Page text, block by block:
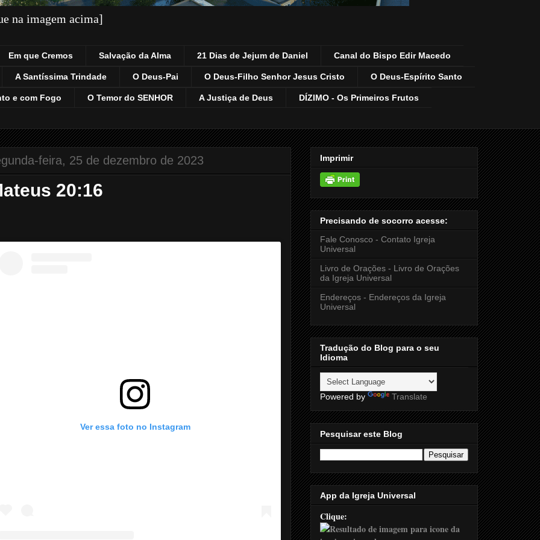
na imagem acima]
Em que Cremos Salvação da Alma 21 Dias de Jejum de Daniel Canal do Bispo Edir Macedo
A Santíssima Trindade O Deus-Pai O Deus-Filho Senhor Jesus Cristo O Deus-Espírito Santo
e com Fogo O Temor do SENHOR A Justiça de Deus DÍZIMO - Os Primeiros Frutos
feira, 25 de dezembro de 2023
20:16
Ver essa foto no Instagram
Imprimir
Precisando de socorro acesse:
Fale Conosco - Contato Igreja
Universal
Livro de Orações - Livro de Orações
da Igreja Universal
Endereços - Endereços da Igreja
Universal
Tradução do Blog para o seu
Idioma
Powered by Translate
Pesquisar este Blog
App da Igreja Universal
Clique: